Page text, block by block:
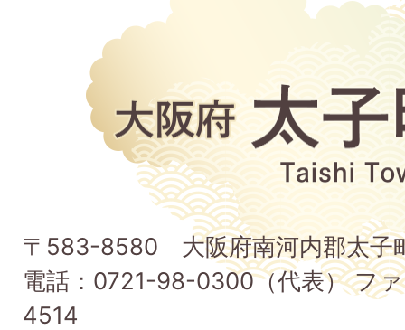
町
Taishi
Town
〒583-8580 大阪府南河内郡太子
電話：0721-98-0300（代表） フ
4514